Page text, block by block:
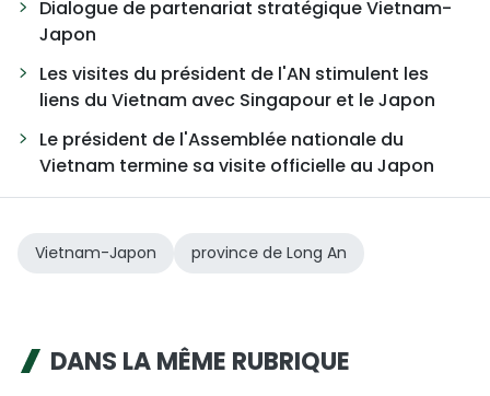
Dialogue de partenariat stratégique Vietnam-
Japon
Les visites du président de l'AN stimulent les
liens du Vietnam avec Singapour et le Japon
Le président de l'Assemblée nationale du
Vietnam termine sa visite officielle au Japon
Vietnam-Japon province de Long An
DANS LA MÊME RUBRIQUE